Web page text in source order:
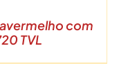
com
TVL